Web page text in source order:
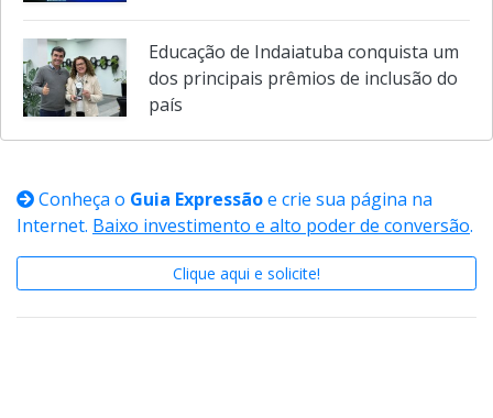
Cuidados com a saúde mental no
encerramento do semestre
Educação de Indaiatuba conquista um
país
Conheça oGuia Expressãoe crie sua página na
Internet.Baixo investimento e alto poder de conversão.